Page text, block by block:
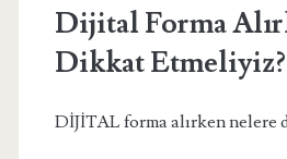
Dijital Forma
Dikkat Etmeliyiz?
DİJİTAL forma alırken nelere